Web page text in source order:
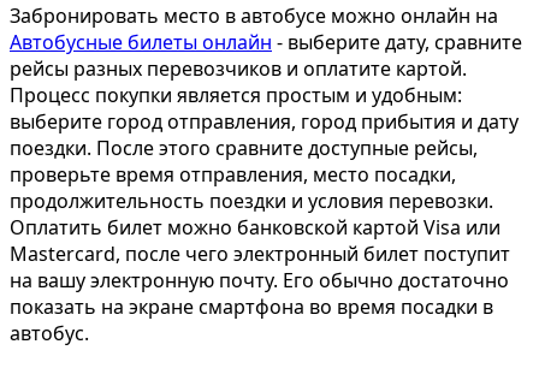
Забронировать место в автобусе можно онлайн на
Автобусные билеты онлайн - выберите дату, сравните
рейсы разных перевозчиков и оплатите картой.
Процесс покупки является простым и удобным:
выберите город отправления, город прибытия и дату
поездки. После этого сравните доступные рейсы,
проверьте время отправления, место посадки,
продолжительность поездки и условия перевозки.
Оплатить билет можно банковской картой Visa или
Mastercard, после чего электронный билет поступит
на вашу электронную почту. Его обычно достаточно
показать на экране смартфона во время посадки в
автобус.